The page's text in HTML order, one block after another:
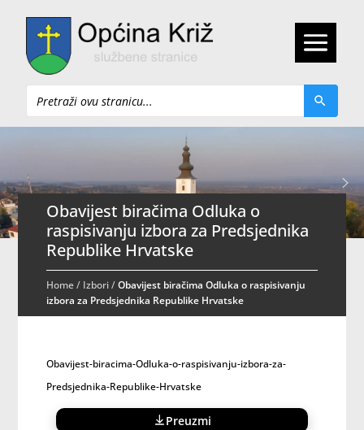
Pretraži
Obavijest biračima Odluka o
raspisivanju izbora za Predsjednika
Republike Hrvatske
Home/ Izbori/Obavijest biračima Odluka o raspisivanju
izbora za Predsjednika Republike Hrvatske
Obavijest-biracima-Odluka-o-raspisivanju-izbora-za-
Predsjednika-Republike-Hrvatske
Preuzmi